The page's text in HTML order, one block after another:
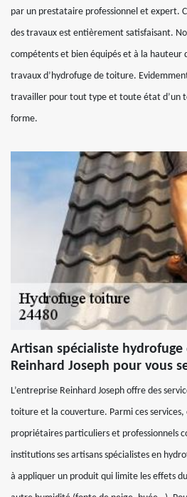
par un prestataire professionnel et expert.
des travaux est entièrement satisfaisant.
compétents et bien équipés et à la hauteur
travaux d’hydrofuge de toiture.
travailler pour tout type et toute état d’un
forme.
Artisan spécialiste hydrofuge
Reinhard Joseph pour vous
L’entreprise Reinhard Joseph offre des
toiture et la couverture. Parmi ces services,
propriétaires particuliers et professionnels
institutions ses artisans spécialistes en
à appliquer un produit qui limite les effets